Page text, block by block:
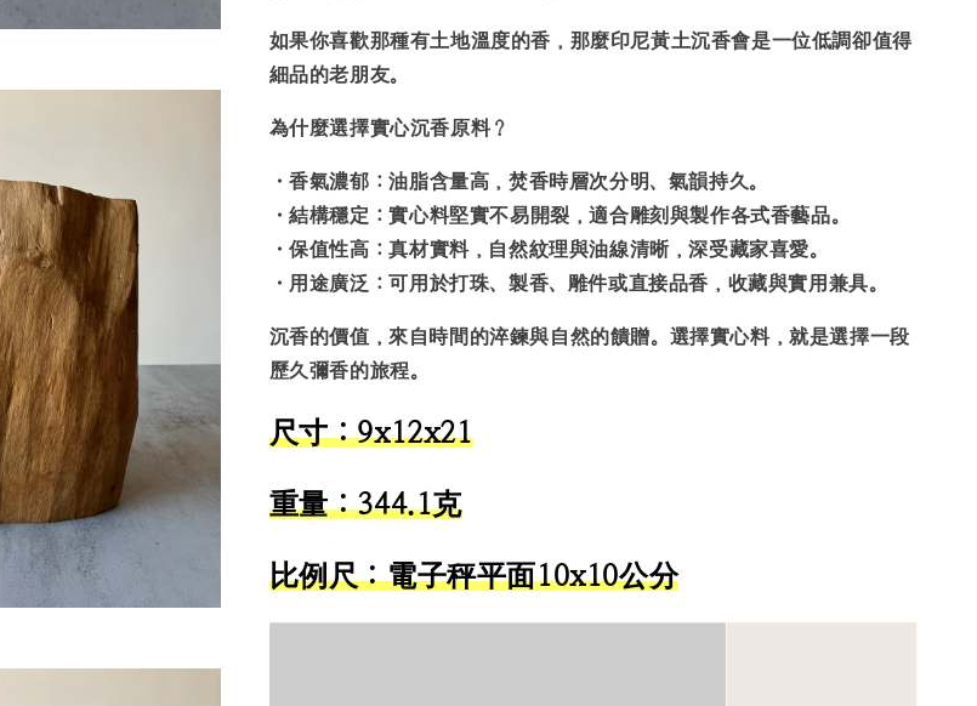
如果你喜歡那種有土地溫度的香，那麼印尼黃土沉香會是一位低調卻值得
細品的老朋友。
為什麼選擇實心沉香原料？
・香氣濃郁 ：油脂含量高，焚香時層次分明、氣韻持久。
・結構穩定 ：實心料堅實不易開裂，適合雕刻與製作各式香藝品。
・保值性高 ：真材實料，自然紋理與油線清晰，深受藏家喜愛。
・ 用途廣泛 ：可用於打珠、製香、雕件或直接品香，收藏與實用兼具。
沉香的價值，來自時間的淬鍊與自然的饋贈。選擇實心料，就是選擇一段
歷久彌香的旅程。
尺寸：9x12x21
重量：344.1克
比例尺：電子秤平面10x10公分